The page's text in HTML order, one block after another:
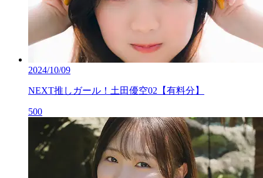
2024/10/09
NEXT推しガール！土田優空02【有料分】
500